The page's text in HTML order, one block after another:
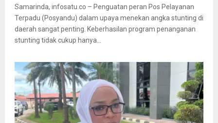
Samarinda, infosatu.co – Penguatan peran Pos Pelayanan
Terpadu (Posyandu) dalam upaya menekan angka stunting di
daerah sangat penting. Keberhasilan program penanganan
stunting tidak cukup hanya...